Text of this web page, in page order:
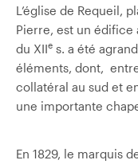
L’église de Requeil,
Pierre, est un
du XIIe s. a été
éléments, dont,
collatéral au sud et
une importante
En 1829, le marquis